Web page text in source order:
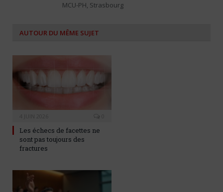
MCU-PH, Strasbourg
AUTOUR DU MÊME SUJET
Les échecs de facettes ne
sont pas toujours des
fractures